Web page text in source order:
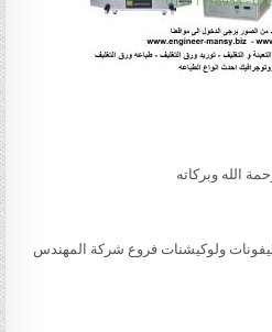
الله وبركاته
ولوكيشنات فروع شركة المهندس